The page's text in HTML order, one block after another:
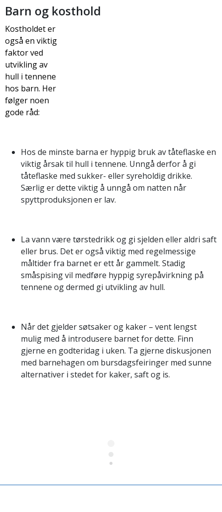
Barn og kosthold
Kostholdet er
også en viktig
faktor ved
utvikling av
hull i tennene
hos barn. Her
følger noen
gode råd:
Hos de minste barna er hyppig bruk av tåteflaske en
viktig årsak til hull i tennene. Unngå derfor å gi
tåteflaske med sukker- eller syreholdig drikke.
Særlig er dette viktig å unngå om natten når
spyttproduksjonen er lav.
La vann være tørstedrikk og gi sjelden eller aldri saft
eller brus. Det er også viktig med regelmessige
måltider fra barnet er ett år gammelt. Stadig
småspising vil medføre hyppig syrepåvirkning på
tennene og dermed gi utvikling av hull.
Når det gjelder søtsaker og kaker – vent lengst
mulig med å introdusere barnet for dette. Finn
gjerne en godteridag i uken. Ta gjerne diskusjonen
med barnehagen om bursdagsfeiringer med sunne
alternativer i stedet for kaker, saft og is.